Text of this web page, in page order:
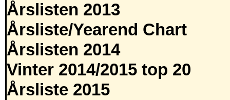
Årslisten 2013
Årsliste/Yearend Chart
Årslisten 2014
Vinter 2014/2015 top 20
Årsliste 2015